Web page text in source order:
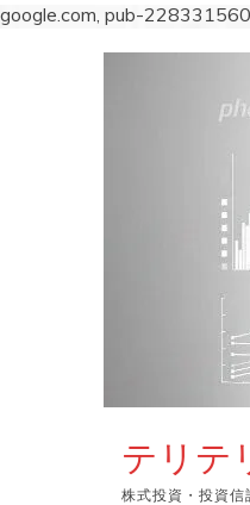
google.com, pub-
テリテ
株式投資・投資信